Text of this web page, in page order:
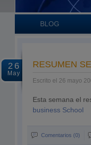
BLOG
26
May
RESUMEN
Escrito el 26 mayo
Esta semana el
business School
Comentarios (0)